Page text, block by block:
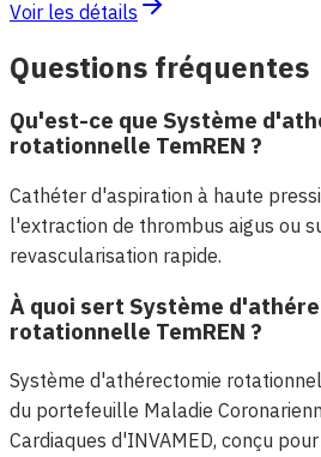
Voir les détails
Questions fréquentes
Qu'est-ce que Système
rotationnelle TemREN ?
Cathéter d'aspiration à haute
l'extraction de thrombus aigus ou
revascularisation rapide.
À quoi sert Système
rotationnelle TemREN ?
Système d'athérectomie
du portefeuille Maladie
Cardiaques d'INVAMED, conçu